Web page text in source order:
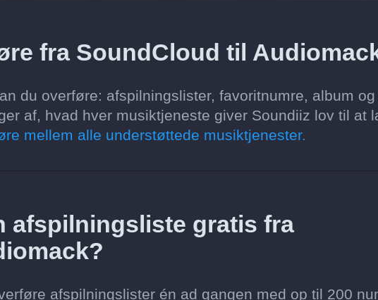
fra SoundCloud til
du overføre: afspilningslister, favoritnumre, album og
af, hvad hver musiktjeneste giver Soundiiz lov til at
mellem alle understøttede musiktjenester.
afspilningsliste gratis fra
afspilningslister én ad gangen med op til 200